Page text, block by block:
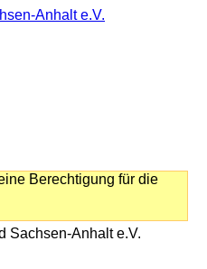
Berechtigung für die
Sachsen-Anhalt e.V.